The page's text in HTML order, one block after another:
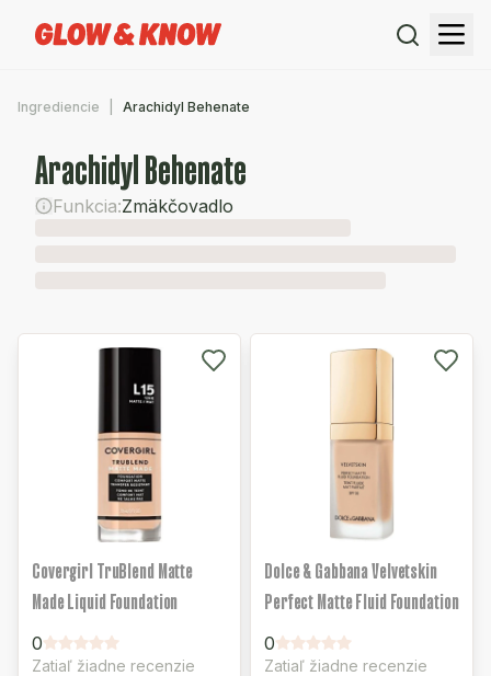
Ingrediencie Arachidyl Behenate
Arachidyl Behenate
Funkcia:Zmäkčovadlo
Covergirl TruBlend Matte
Made Liquid Foundation
0
Zatiaľ žiadne recenzie
Dolce & Gabbana Velvetskin
Perfect Matte Fluid Foundation
0
Zatiaľ žiadne recenzie